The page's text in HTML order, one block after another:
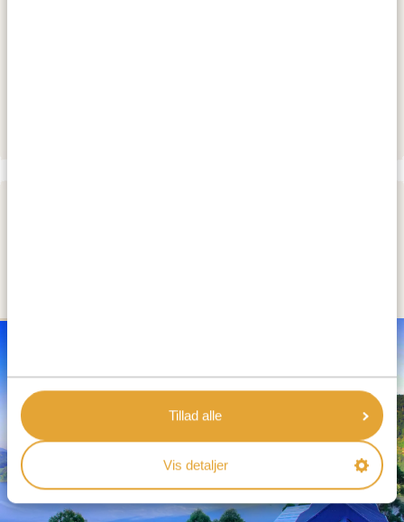
Tillad alle
Vis detaljer